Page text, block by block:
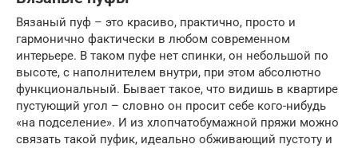
Вязаный пуф – это красиво, практично, просто и
гармонично фактически в любом современном
интерьере. В таком пуфе нет спинки, он небольшой по
высоте, с наполнителем внутри, при этом абсолютно
функциональный. Бывает такое, что видишь в квартире
пустующий угол – словно он просит себе кого-нибудь
«на подселение». И из хлопчатобумажной пряжи можно
связать такой пуфик, идеально обживающий пустоту и